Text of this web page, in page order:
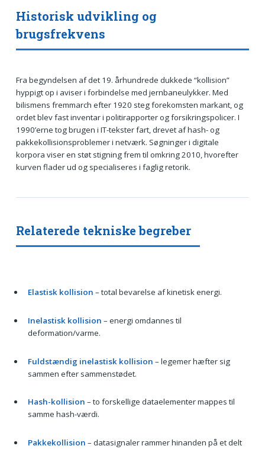
Historisk udvikling og
brugsfrekvens
Fra begyndelsen af det 19. århundrede dukkede “kollision”
hyppigt op i aviser i forbindelse med jernbaneulykker. Med
bilismens fremmarch efter 1920 steg forekomsten markant, og
ordet blev fast inventar i politirapporter og forsikringspolicer. I
1990’erne tog brugen i IT-tekster fart, drevet af hash- og
pakkekollisionsproblemer i netværk. Søgninger i digitale
korpora viser en støt stigning frem til omkring 2010, hvorefter
kurven flader ud og specialiseres i faglig retorik.
Relaterede tekniske begreber
Elastisk kollision – total bevarelse af kinetisk energi.
Inelastisk kollision – energi omdannes til
deformation/varme.
Fuldstændig inelastisk kollision – legemer hæfter sig
sammen efter sammenstødet.
Hash-kollision – to forskellige dataelementer mappes til
samme hash-værdi.
Pakkekollision – datasignaler rammer hinanden på et delt